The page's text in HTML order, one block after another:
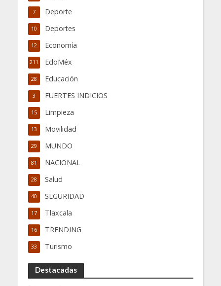
Deporte
7
Deportes
10
Economía
12
EdoMéx
211
Educación
28
FUERTES INDICIOS
3
Limpieza
15
Movilidad
13
MUNDO
29
NACIONAL
81
Salud
28
SEGURIDAD
40
Tlaxcala
17
TRENDING
16
Turismo
33
Destacadas